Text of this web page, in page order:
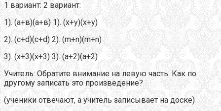
1 вариант: 2 вариант:
1). (а+в)(а+в) 1). (х+у)(х+у)
2). (с+d)(c+d) 2). (m+n)(m+n)
3). (x+3)(x+3) 3). (a+2)(a+2)
Учитель: Обратите внимание на левую часть. Как по
другому записать это произведение?
(ученики отвечают, а учитель записывает на доске)